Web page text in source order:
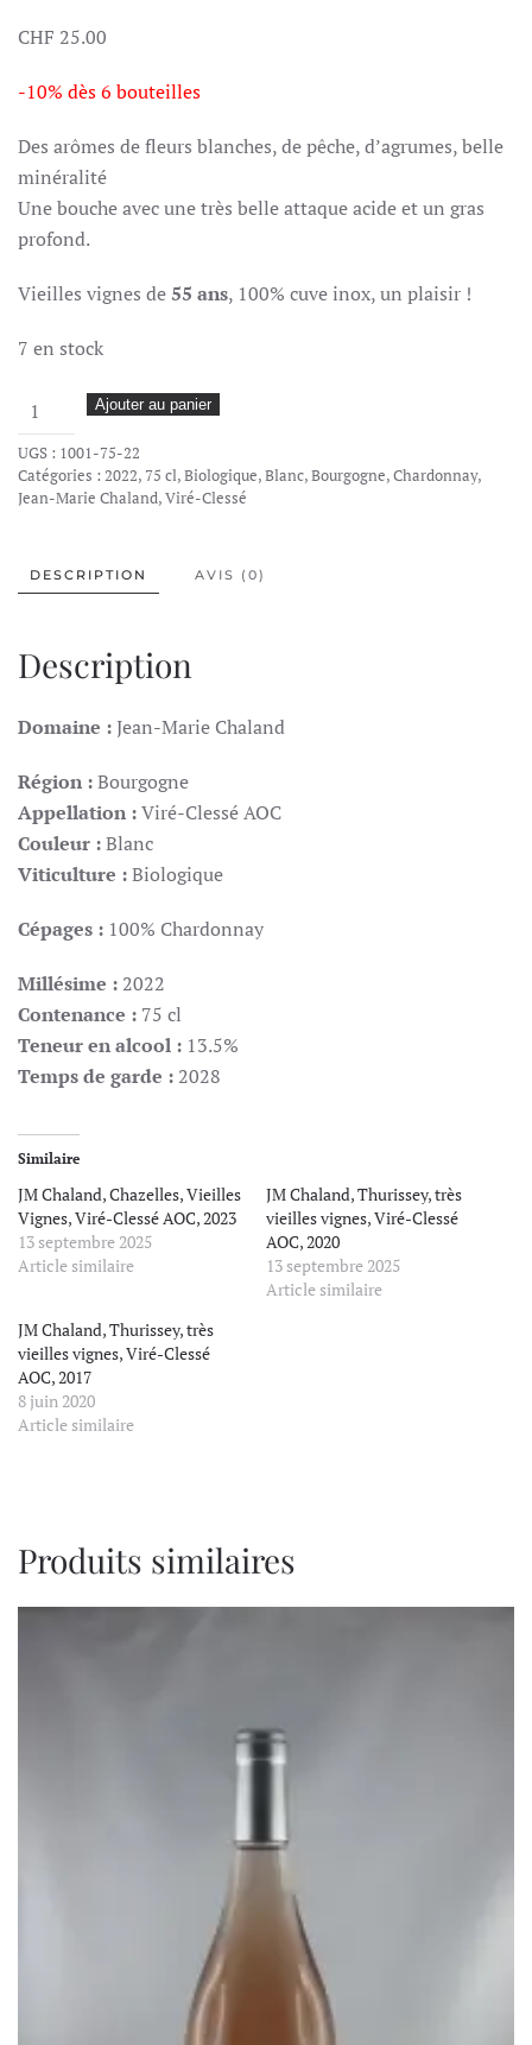
CHF 25.00
-10% dès 6 bouteilles
Des arômes de fleurs blanches, de pêche, d’agrumes, belle
minéralité
Une bouche avec une très belle attaque acide et un gras
profond.
Vieilles vignes de55 ans, 100% cuve inox, un plaisir !
7 en stock
quantité
de
JM
Chaland,
Vignes,
Clessé
AOC,
Ajouter au panier
UGS : 1001-75-22
Catégories : 2022, 75 cl,Biologique,Blanc,Bourgogne,Chardonnay,
Jean-Marie Chaland,Viré-Clessé
DESCRIPTION AVIS (0)
Description
Domaine :Jean-Marie Chaland
Région :Bourgogne
Appellation :Viré-Clessé AOC
Couleur :Blanc
Viticulture :Biologique
Cépages : 100% Chardonnay
Millésime : 2022
Contenance : 75 cl
Teneur en alcool : 13.5%
Temps de garde : 2028
Similaire
JM Chaland, Chazelles, Vieilles
Vignes, Viré-Clessé AOC, 2023
13 septembre 2025
Article similaire
JM Chaland, Thurissey, très
vieilles vignes, Viré-Clessé
AOC, 2020
13 septembre 2025
Article similaire
JM Chaland, Thurissey, très
vieilles vignes, Viré-Clessé
AOC, 2017
8 juin 2020
Article similaire
Produits similaires